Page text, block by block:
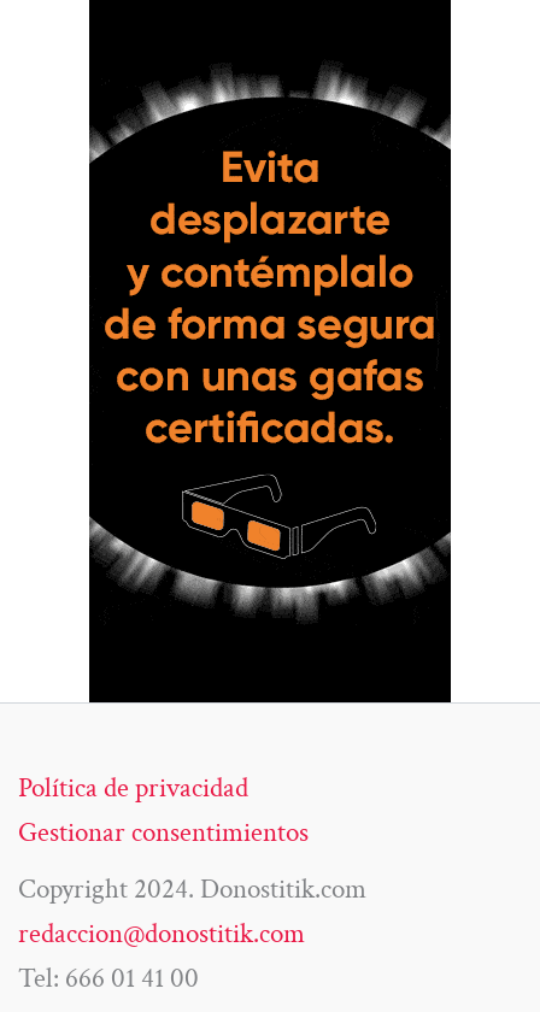
Política de privacidad
Gestionar consentimientos
Copyright 2024. Donostitik.com
redaccion@donostitik.com
Tel: 666 01 41 00